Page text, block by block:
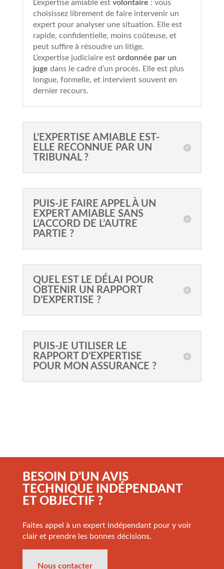
L’expertise amiable est volontaire : vous
choisissez librement de faire intervenir un
expert pour analyser une situation. Elle est
rapide, confidentielle, moins coûteuse, et
peut suffire à résoudre un litige.
L’expertise judiciaire est ordonnée par un
juge dans le cadre d’un procès. Elle est plus
longue, formelle, et intervient souvent en
dernier recours.
L’EXPERTISE AMIABLE EST-
ELLE RECONNUE PAR UN
TRIBUNAL ?
PUIS-JE FAIRE APPEL À UN
EXPERT AMIABLE SANS
L’ACCORD DE L’AUTRE
PARTIE ?
QUEL EST LE DÉLAI POUR
OBTENIR UN RAPPORT
D’EXPERTISE ?
PUIS-JE UTILISER LE
RAPPORT D’EXPERTISE
POUR MON ASSURANCE ?
BESOIN D’UN AVIS
TECHNIQUE INDÉPENDANT
ET OBJECTIF ?
Faites appel à un expert indépendant pour y voir
clair et prendre les bonnes décisions.
Nous contacter